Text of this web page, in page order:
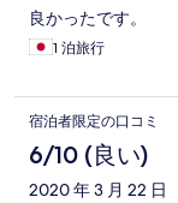
良かったです。
1 泊旅行
宿泊者限定の口コミ
6/10 (良い)
2020 年 3 月 22 日